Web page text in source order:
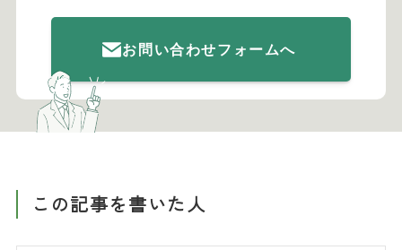
お問い合わせフォームへ
この記事を書いた人